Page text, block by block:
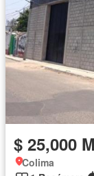
$ 25,000
Colima